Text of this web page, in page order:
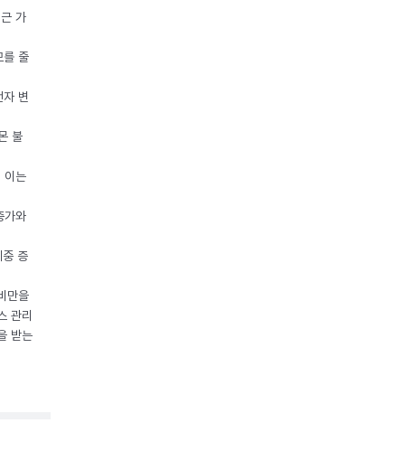
가
를 줄
변
불
이는
가와
중 증
만을
관리
받는